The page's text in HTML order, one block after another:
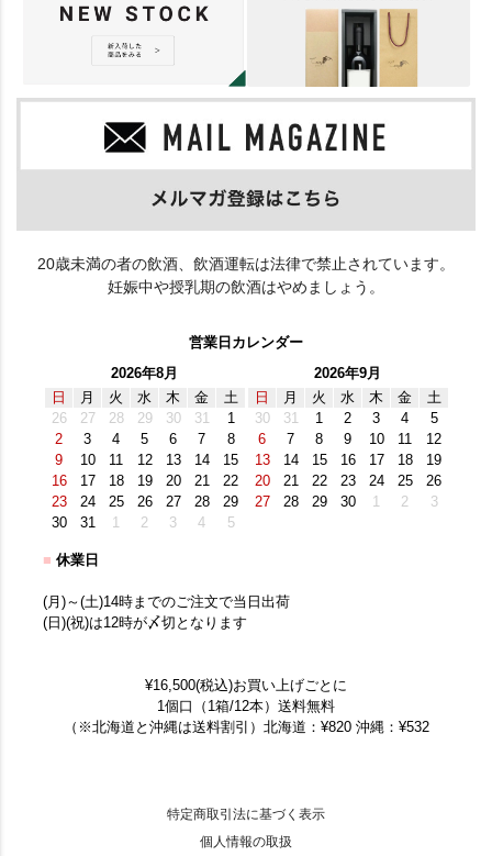
20歳未満の者の飲酒、飲酒運転は法律で禁止されています。
妊娠中や授乳期の飲酒はやめましょう。
営業日カレンダー
2026年8月
日
月 火 水 木 金
土
26
27 28 29 30 31
1
2
3 4 5 6 7
8
9
10 11 12 13 14
15
16
17 18 19 20 21
22
23
24 25 26 27 28
29
30
31 1 2 3 4 5
2026年9月
日
月 火 水 木 金
土
30
31 1 2 3 4
5
6
7 8 9 10 11
12
13
14 15 16 17 18
19
20
21 22 23 24 25
26
27
28 29 30 1 2 3
■ 休業日
(月)～(土)14時までのご注文で当日出荷
(日)(祝)は12時が〆切となります
¥16,500(税込)お買い上げごとに
1個口（1箱/12本）送料無料
（※北海道と沖縄は送料割引）北海道：¥820 沖縄：¥532
特定商取引法に基づく表示
個人情報の取扱